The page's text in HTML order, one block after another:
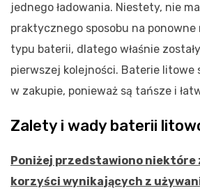
jednego ładowania. Niestety, nie
praktycznego sposobu na ponowne
typu baterii, dlatego właśnie
pierwszej kolejności. Baterie litowe
w zakupie, ponieważ są tańsze i
Zalety i wady baterii
Poniżej przedstawiono niektóre
korzyści wynikających z